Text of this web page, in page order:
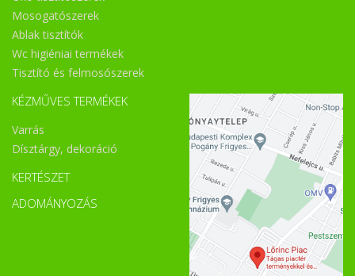
Mosogatószerek
Ablak tisztítók
Wc higiéniai termékek
Tisztító és felmosószerek
KÉZMŰVES TERMÉKEK
Varrás
Dísztárgy, dekoráció
KERTÉSZET
ADOMÁNYOZÁS